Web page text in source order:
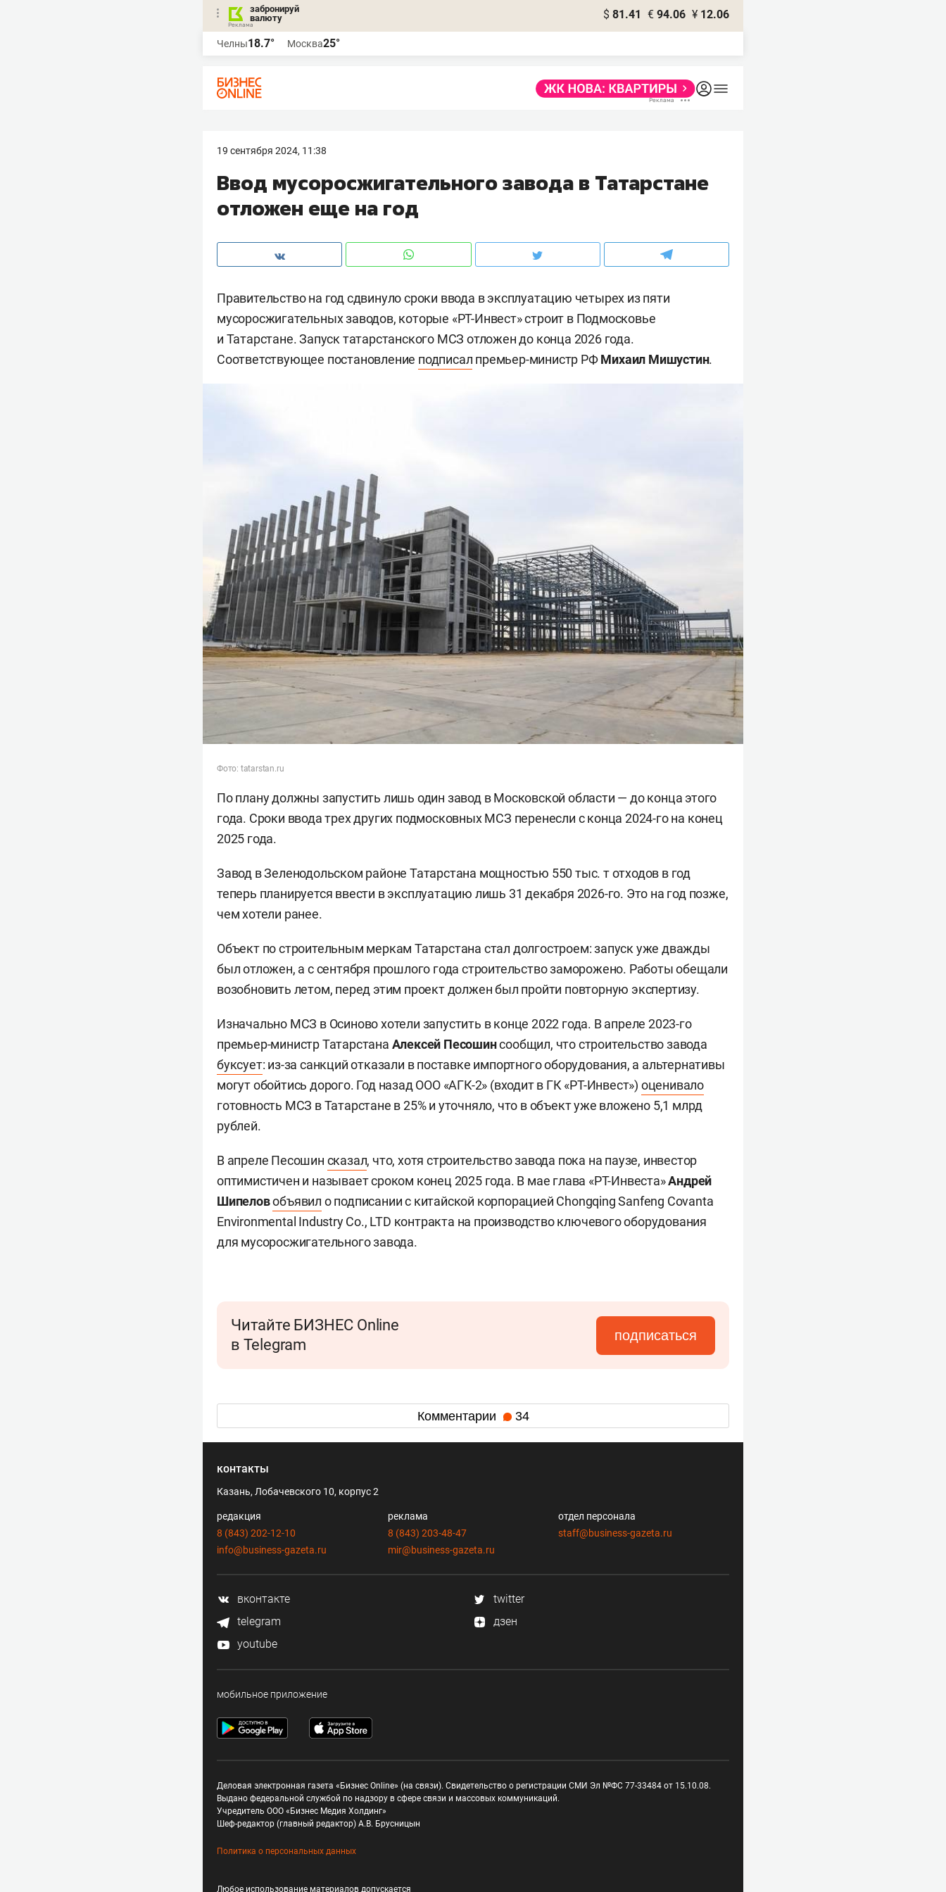
забронируй
валюту
$ 81.41 € 94.06 ¥ 12.06
Челны18.7° Москва25°
19 сентября 2024, 11:38
Ввод мусоросжигательного завода в Татарстане
отложен еще на год
Правительство на год сдвинуло сроки ввода в эксплуатацию четырех из пяти
мусоросжигательных заводов, которые «РТ-Инвест» строит в Подмосковье
и Татарстане. Запуск татарстанского МСЗ отложен до конца 2026 года.
Соответствующее постановление подписал премьер-министр РФМихаил Мишустин.
Фото: tatarstan.ru
По плану должны запустить лишь один завод в Московской области — до конца этого
года. Сроки ввода трех других подмосковных МСЗ перенесли с конца 2024-го на конец
2025 года.
Завод в Зеленодольском районе Татарстана мощностью 550 тыс. т отходов в год
теперь планируется ввести в эксплуатацию лишь 31 декабря 2026-го. Это на год позже,
чем хотели ранее.
Объект по строительным меркам Татарстана стал долгостроем: запуск уже дважды
был отложен, а с сентября прошлого года строительство заморожено. Работы обещали
возобновить летом, перед этим проект должен был пройти повторную экспертизу.
Изначально МСЗ в Осиново хотели запустить в конце 2022 года. В апреле 2023-го
премьер-министр Татарстана Алексей Песошинсообщил, что строительство завода
буксует: из-за санкций отказали в поставке импортного оборудования, а альтернативы
могут обойтись дорого. Год назад ООО «АГК-2» (входит в ГК «РТ-Инвест») оценивало
готовность МСЗ в Татарстане в 25% и уточняло, что в объект уже вложено 5,1 млрд
рублей.
В апреле Песошин сказал, что, хотя строительство завода пока на паузе, инвестор
оптимистичен и называет сроком конец 2025 года. В мае глава «РТ-Инвеста»Андрей
Шипеловобъявил о подписании c китайской корпорацией Chongqing Sanfeng Covanta
Environmental Industry Co., LTD контракта на производство ключевого оборудования
для мусоросжигательного завода.
Читайте БИЗНЕС Online
в Telegram
подписаться
Комментарии 34
контакты
Казань, Лобачевского 10, корпус 2
редакция
8 (843) 202-12-10
info@business-gazeta.ru
реклама
8 (843) 203-48-47
mir@business-gazeta.ru
отдел персонала
staff@business-gazeta.ru
вконтакте
twitter
telegram
дзен
youtube
мобильное приложение
Деловая электронная газета «Бизнес Online» (на связи). Свидетельство о регистрации СМИ Эл №ФС 77-33484 от 15.10.08.
Выдано федеральной службой по надзору в сфере связи и массовых коммуникаций.
Учредитель ООО «Бизнес Медия Холдинг»
Шеф-редактор (главный редактор) А.В. Брусницын
Политика о персональных данных
Любое использование материалов допускается